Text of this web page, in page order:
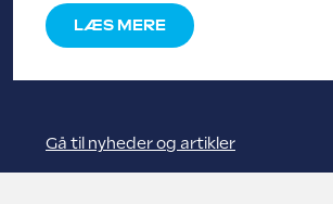
LÆS MERE
Gå til nyheder og artikler